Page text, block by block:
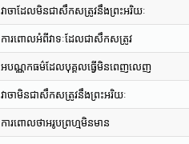
វាចាដែលមិនជាសឹកសត្រូវនឹងព្រះអរិយៈ
ការពោលអំពីវាទៈដែលជាសឹកសត្រូវ
អបណ្ណកធម៌ដែលបុគ្គលធ្វើមិនពេញលេញ
វាចាមិនជាសឹកសត្រូវនឹងព្រះអរិយៈ
ការពោលថាអរូបព្រហ្មមិនមាន